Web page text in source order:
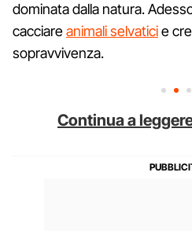
dominata dalla natura.
cacciareanimali selvaticie
sopravvivenza.
Continua a